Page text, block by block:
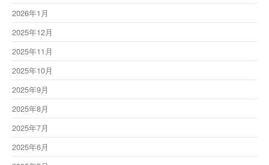
2026年1月
2025年12月
2025年11月
2025年10月
2025年9月
2025年8月
2025年7月
2025年6月